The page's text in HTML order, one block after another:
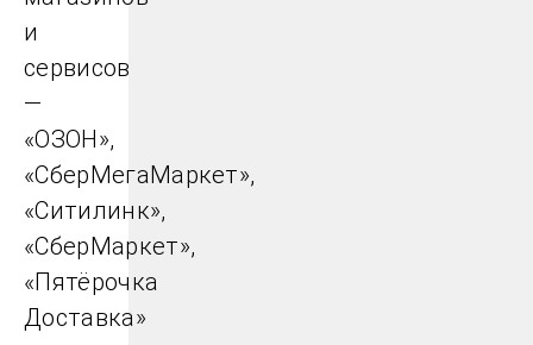
и
сервисов
—
«ОЗОН»,
«СберМегаМаркет»,
«Ситилинк»,
«СберМаркет»,
«Пятёрочка
Доставка»